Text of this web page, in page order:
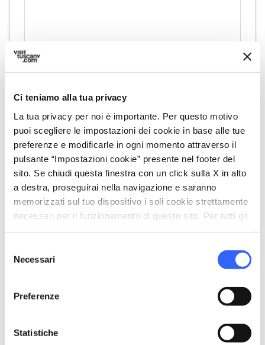
Ci teniamo alla tua privacy
La tua privacy per noi è importante. Per questo motivo
puoi scegliere le impostazioni dei cookie in base alle tue
preferenze e modificarle in ogni momento attraverso il
pulsante “Impostazioni cookie” presente nel footer del
sito. Se chiudi questa finestra con un click sulla X in alto
a destra, proseguirai nella navigazione e saranno
memorizzati sul tuo dispositivo i soli cookie strettamente
necessari per il funzionamento di questo sito. Per tutti gli
delNecessari
Preferenze
Statistiche
directions Indicazioni
Informazioni
home Dove
Viale Primavera n. 2 - Monteguidi,
Casole d'Elsa, 53031, SI
email Email
phone Telefono